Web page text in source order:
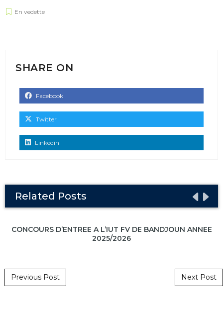
En vedette
SHARE ON
Facebook
Twitter
Linkedin
Related Posts
CONCOURS D’ENTREE A L’IUT FV DE BANDJOUN ANNEE
2025/2026
Post navigation
Previous Post Next Post